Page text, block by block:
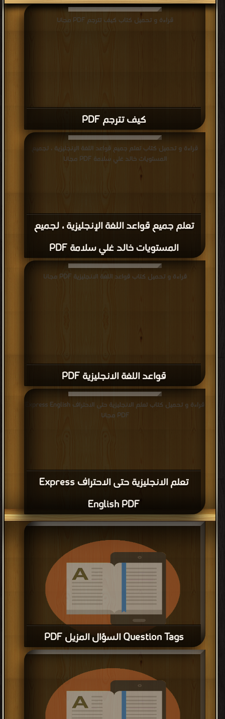
كيف تترجم PDF
قراءة و تحميل كتاب كيف تترجم PDF مجانا
تعلم جميع قواعد اللغة الإنجليزية ، لجميع
المستويات خالد غلي سلامة PDF
قراءة و تحميل كتاب تعلم جميع قواعد اللغة الإنجليزية ، لجميع
المستويات خالد غلي سلامة PDF مجانا
قواعد اللغة الانجليزية PDF
قراءة و تحميل كتاب قواعد اللغة الانجليزية PDF مجانا
تعلم الانجليزية حتى الاحتراف Express
English PDF
قراءة و تحميل كتاب تعلم الانجليزية حتى الاحتراف Express English
PDF مجانا
Question Tags السؤال المزيل PDF
قراءة و تحميل كتاب Question Tags السؤال المزيل PDF مجانا